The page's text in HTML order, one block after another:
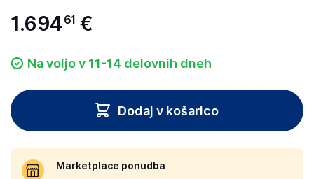
1.694 61 €
Na voljo v 11-14 delovnih dneh
Dodaj v košarico
Marketplace ponudba